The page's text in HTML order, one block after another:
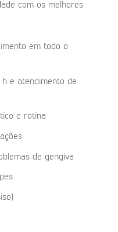
com os melhores
em todo o
e atendimento de
e rotina
de gengiva